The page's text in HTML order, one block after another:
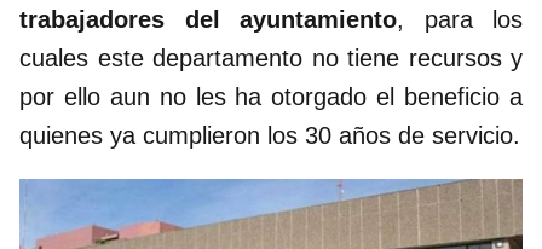
trabajadores del ayuntamiento, para los
cuales este departamento no tiene recursos y
por ello aun no les ha otorgado el beneficio a
quienes ya cumplieron los 30 años de servicio.